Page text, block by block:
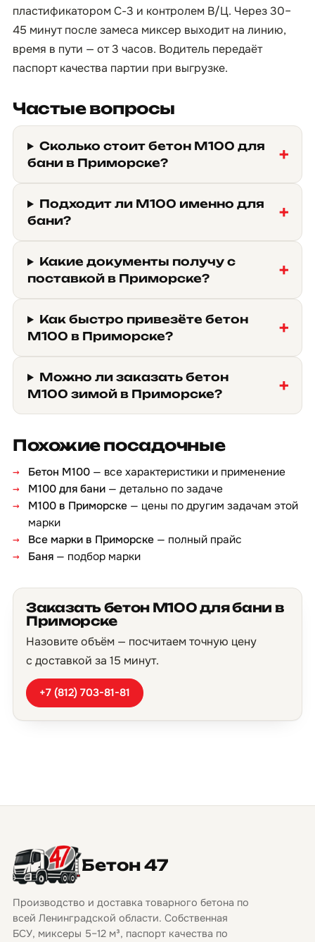
пластификатором С-3 и контролем В/Ц. Через 30–
45 минут после замеса миксер выходит на линию,
время в пути — от 3 часов. Водитель передаёт
паспорт качества партии при выгрузке.
Частые вопросы
Сколько стоит бетон М100 для
бани в Приморске?
Подходит ли М100 именно для
бани?
Какие документы получу с
поставкой в Приморске?
Как быстро привезёте бетон
М100 в Приморске?
Можно ли заказать бетон
М100 зимой в Приморске?
Похожие посадочные
Бетон М100 — все характеристики и применение
М100 для бани — детально по задаче
М100 в Приморске — цены по другим задачам этой
марки
Все марки в Приморске — полный прайс
Баня — подбор марки
Заказать бетон М100 для бани в
Приморске
Назовите объём — посчитаем точную цену
с доставкой за 15 минут.
+7 (812) 703-81-81
Бетон 47
Производство и доставка товарного бетона по
всей Ленинградской области. Собственная
БСУ, миксеры 5–12 м³, паспорт качества по